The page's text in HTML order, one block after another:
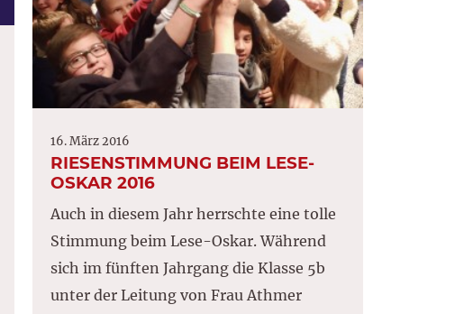
16. März 2016
RIESENSTIMMUNG BEIM LESE-
OSKAR 2016
Auch in diesem Jahr herrschte eine tolle
Stimmung beim Lese-Oskar. Während
sich im fünften Jahrgang die Klasse 5b
unter der Leitung von Frau Athmer